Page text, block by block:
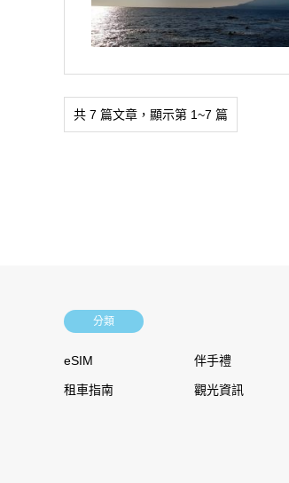
共 7 篇文章，顯示第 1~7 篇
分類
eSIM 伴手禮
租車指南 觀光資訊